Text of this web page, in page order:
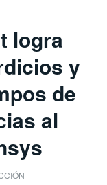
logra
y
de
al